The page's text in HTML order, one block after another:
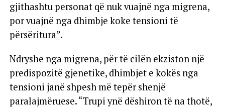
gjithashtu personat që nuk vuajnë nga migrena,
por vuajnë nga dhimbje koke tensioni të
përsëritura”.
Ndryshe nga migrena, për të cilën ekziston një
predispozitë gjenetike, dhimbjet e kokës nga
tensioni janë shpesh më tepër shenjë
paralajmëruese. “Trupi ynë dëshiron të na thotë,